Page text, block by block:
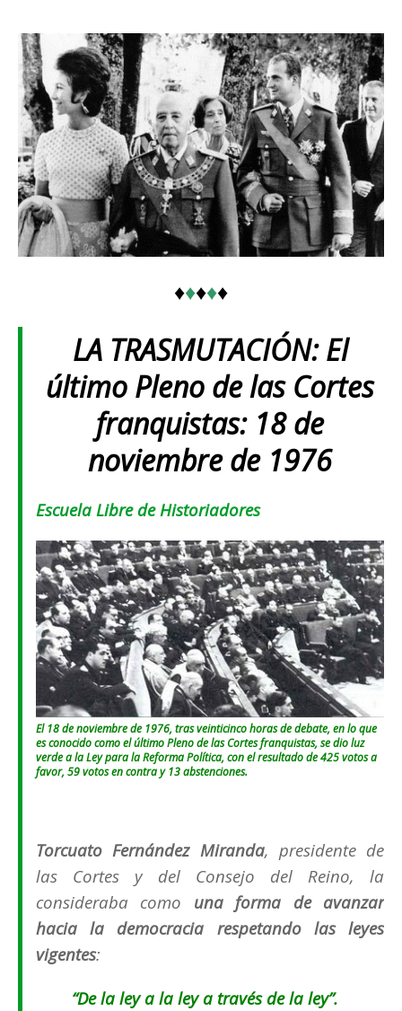
♦♦♦♦♦
LA TRASMUTACIÓN: El
último Pleno de las Cortes
franquistas: 18 de
noviembre de 1976
Escuela Libre de Historiadores
El 18 de noviembre de 1976, tras veinticinco horas de debate, en lo que
es conocido como el último Pleno de las Cortes franquistas, se dio luz
verde a la Ley para la Reforma Política, con el resultado de 425 votos a
favor, 59 votos en contra y 13 abstenciones.
Torcuato Fernández Miranda, presidente de
las Cortes y del Consejo del Reino, la
consideraba como una forma de avanzar
hacia la democracia respetando las leyes
vigentes:
“De la ley a la ley a través de la ley”.